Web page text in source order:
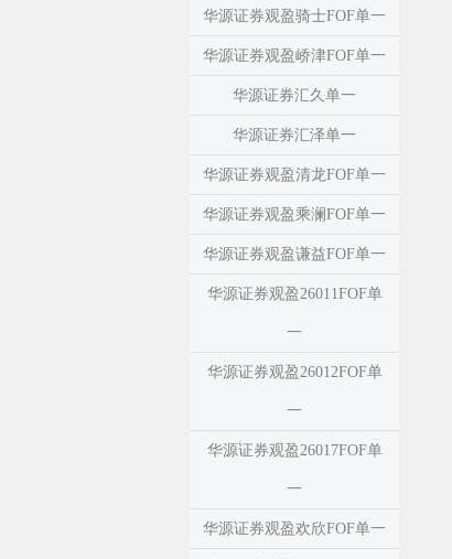
华源证券观盈骑士FOF单一
华源证券观盈峤津FOF单一
华源证券汇久单一
华源证券汇泽单一
华源证券观盈清龙FOF单一
华源证券观盈乘澜FOF单一
华源证券观盈谦益FOF单一
华源证券观盈26011FOF单
一
华源证券观盈26012FOF单
一
华源证券观盈26017FOF单
一
华源证券观盈欢欣FOF单一